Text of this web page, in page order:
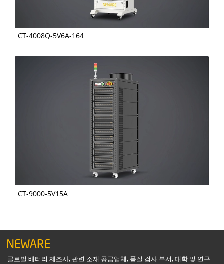
CT-4008Q-5V6A-164
CT-9000-5V15A
글로벌 배터리 제조사, 관련 소재 공급업체, 품질 검사 부서, 대학 및 연구